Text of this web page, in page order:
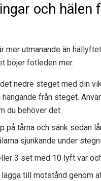
och hälen
mer utmanande än
böjer fotleden mer.
nedre steget med din
hängande från steget.
du behöver det.
på tårna och sänk sedan
sjunkande under
3 set med 10 lyft var
lägga till motstånd genom